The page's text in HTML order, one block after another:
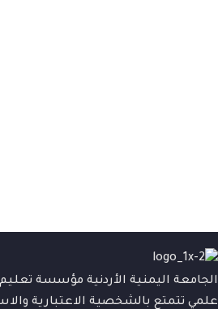
الجامعة اليمنية الأردنية مؤسسة
علمي تتمتع بالشخصية الاعتبارية